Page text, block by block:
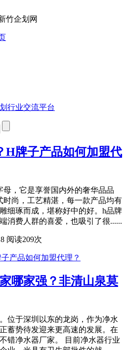
行业交流平台
H牌子产品如何加盟代
母，它是享誉国内外的奢华品品
时尚，工艺精湛，每一款产品均有
细琢而成，堪称好中的好。h品牌
消费人群的喜爱，也吸引了很......
阅读209次
哪家强？非清山泉莫
位于深圳以东的龙岗，作为净水
蓄势待发迎来更高速的发展。在
错净水器厂家。 目前净水器行业